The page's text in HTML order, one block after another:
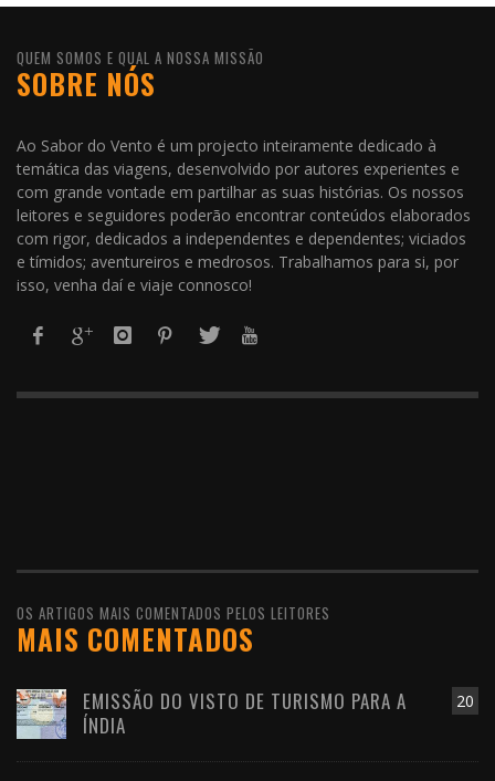
QUEM SOMOS E QUAL A NOSSA MISSÃO
SOBRE NÓS
Ao Sabor do Vento é um projecto inteiramente dedicado à
temática das viagens, desenvolvido por autores experientes e
com grande vontade em partilhar as suas histórias. Os nossos
leitores e seguidores poderão encontrar conteúdos elaborados
com rigor, dedicados a independentes e dependentes; viciados
e tímidos; aventureiros e medrosos. Trabalhamos para si, por
isso, venha daí e viaje connosco!
OS ARTIGOS MAIS COMENTADOS PELOS LEITORES
MAIS COMENTADOS
20
EMISSÃO DO VISTO DE TURISMO PARA A
ÍNDIA